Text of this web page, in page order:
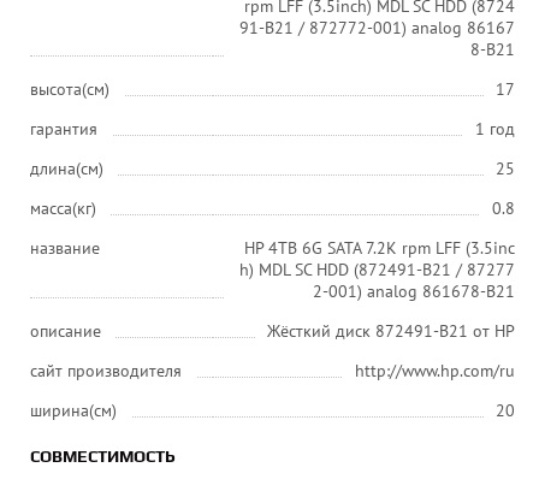
rpm LFF (3.5inch) MDL SC HDD (8724
91-B21 / 872772-001) analog 86167
8-B21
высота(см)
17
гарантия
1 год
длина(см)
25
масса(кг)
0.8
название
HP 4TB 6G SATA 7.2K rpm LFF (3.5inc
h) MDL SC HDD (872491-B21 / 87277
2-001) analog 861678-B21
описание
Жёсткий диск 872491-B21 от HP
сайт производителя
http://www.hp.com/ru
ширина(см)
20
СОВМЕСТИМОСТЬ